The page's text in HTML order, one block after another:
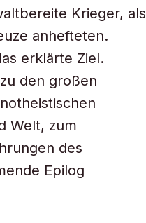
Krieger, als
anhefteten.
erklärte Ziel.
den großen
Welt, zum
des
Epilog